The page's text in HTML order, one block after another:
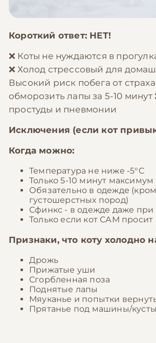
Короткий ответ: НЕТ!
❌ Коты не нуждаются в
❌ Холод стрессовый для
Высокий риск побега от страха
обморозить лапы за 5-10 минут
простуды и пневмонии
Исключения (если кот привык
Когда можно:
Температура не ниже -5°C
Только 5-10 минут максимум
Обязательно в одежде
густошерстных пород)
Сфинкс - в одежде даже при
Только если кот САМ просит
Признаки, что коту холодно
Дрожь
Прижатые уши
Сгорбленная поза
Поднятые лапы
Мяуканье и попытки
Прятанье под машины/кусты